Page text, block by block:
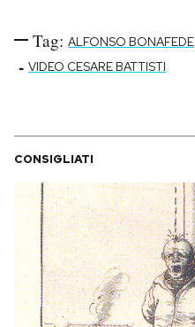
Tag: ALFONSO BONAFEDE
- VIDEO CESARE BATTISTI
CONSIGLIATI